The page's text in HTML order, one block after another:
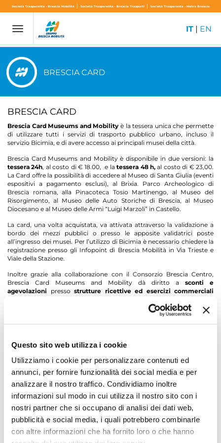
Questo sito web utilizza i cookie
Utilizziamo i cookie per personalizzare contenuti ed
annunci, per fornire funzionalità dei social media e per
analizzare il nostro traffico. Condividiamo inoltre
informazioni sul modo in cui utilizza il nostro sito con i
nostri partner che si occupano di analisi dei dati web,
pubblicità e social media, i quali potrebbero combinarle
con altre informazioni che ha fornito loro o che hanno
Società Trasparente - Brescia Mobilità | Società Trasparente - Brescia Trasporti | Società Trasparente - Metro Brescia
Toggle
navigation
IT | EN
BRESCIA CARD
BRESCIA CARD
Brescia Card Museums and Mobility è la tessera unica che permette
di utilizzare tutti i servizi di trasporto pubblico urbano, incluso il
servizio Bicimia, e di avere accesso ai principali musei della città.
Brescia Card Museums and Mobility è disponibile in due versioni: la
tessera 24h, al costo di € 18.00, e latessera 48 h,al costo di € 23,00.
La Card offre la possibilità di accedere al Museo di Santa Giulia (eventi
espositivi a pagamento esclusi), al Brixia. Parco Archeologico di
Brescia romana, alla Pinacoteca Tosio Martinengo, al Museo del
Risorgimento, al Museo delle Auto Storiche di Brescia, al Museo
Diocesano e al Museo delle Armi “Luigi Marzoli” in Castello.
La card, una volta acquistata, va attivata attraverso la validazione a
bordo dei mezzi pubblici o presso le apposite validatrici poste
all’ingresso dei musei. Per l’utilizzo di Bicimia è necessario chiedere la
registrazione presso gli Infopoint di Brescia Mobilità in Via Trieste e
Viale della Stazione.
Inoltre grazie alla collaborazione con il Consorzio Brescia Centro,
Brescia Card Museums and Mobility dà diritto a sconti e
agevolazioni presso strutture ricettive ed esercizi commerciali
Brescia Card Museums and Mobility può essere acquistata presso gli
Infopoint Turismo e Mobilità in Via Trieste, Viale della Stazione e Via
Scarica il flyer
Scarica la brochure
CONDIVIDI CON